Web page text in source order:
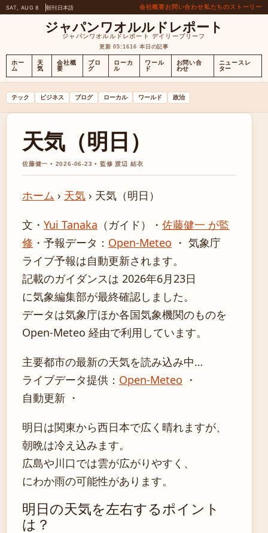
SAT, AUG 8 朝刊日本語 会社概要お問い合わせ私たちのストーリー
ジャパンワオルルドレポート
ジャパンワオルルドレポート デイリーブリーフ
更新 05:1616 本日の記事
ホー
ム
天
気
会社概
要
ブロ
グ
ローカ
ル
ワール
ド
お問い合
わせ
ニュースレ
ター
テック ビジネス ブログ ローカル ワールド 政治
天気（明日）
佐藤健一 • 2026-06-23 • 監修 渡辺 結衣
ホーム › 天気 › 天気（明日）
文・ Yui Tanaka （ガイド） ・ 佐藤健一 が監
修 ・ 予報データ： Open-Meteo ・ 気象庁
ライブ予報は自動更新されます。
記載のガイダンスは 2026年6月23日
に気象編集部が最終確認しました。
データは気象庁ほか各国気象機関のものを
Open-Meteo 経由で利用しています。
主要都市の最新の天気を読み込み中…
ライブデータ提供： Open-Meteo ・
自動更新 ・
明日は関東から西日本で広く晴れますが、
朝晩は冷え込みます。
広島や川口では雲が広がりやすく、
にわか雨の可能性があります。
明日の天気を左右するポイント
は？